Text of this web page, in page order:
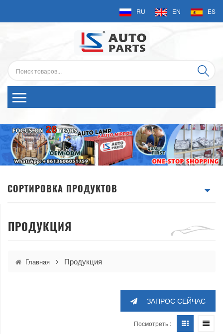
RU EN ES
СОРТИРОВКА ПРОДУКТОВ
ПРОДУКЦИЯ
Главная Продукция
ЗАПРОС СЕЙЧАС
Посмотреть :